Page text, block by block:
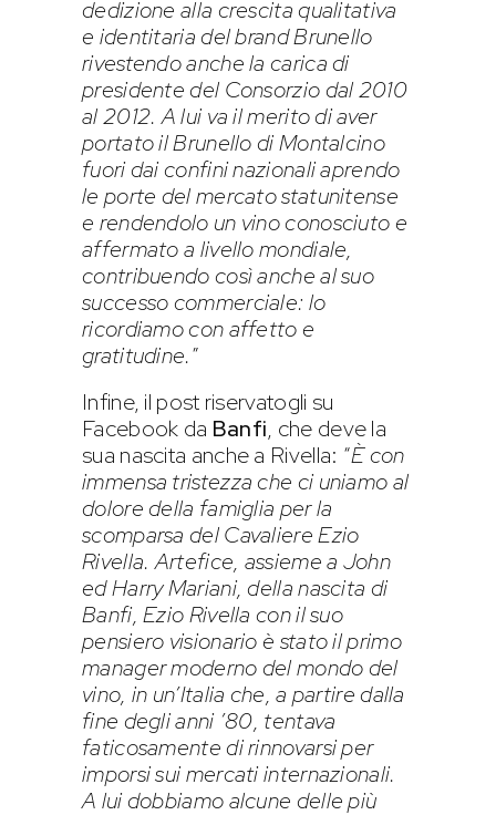
dedizione alla crescita qualitativa
e identitaria del brand Brunello
rivestendo anche la carica di
presidente del Consorzio dal 2010
al 2012. A lui va il merito di aver
portato il Brunello di Montalcino
fuori dai confini nazionali aprendo
le porte del mercato statunitense
e rendendolo un vino conosciuto e
affermato a livello mondiale,
contribuendo così anche al suo
successo commerciale: lo
ricordiamo con affetto e
gratitudine.”
Infine, il post riservatogli su
Facebook da Banfi, che deve la
sua nascita anche a Rivella: “È con
immensa tristezza che ci uniamo al
dolore della famiglia per la
scomparsa del Cavaliere Ezio
Rivella. Artefice, assieme a John
ed Harry Mariani, della nascita di
Banfi, Ezio Rivella con il suo
pensiero visionario è stato il primo
manager moderno del mondo del
vino, in un’Italia che, a partire dalla
fine degli anni ’80, tentava
faticosamente di rinnovarsi per
imporsi sui mercati internazionali.
A lui dobbiamo alcune delle più